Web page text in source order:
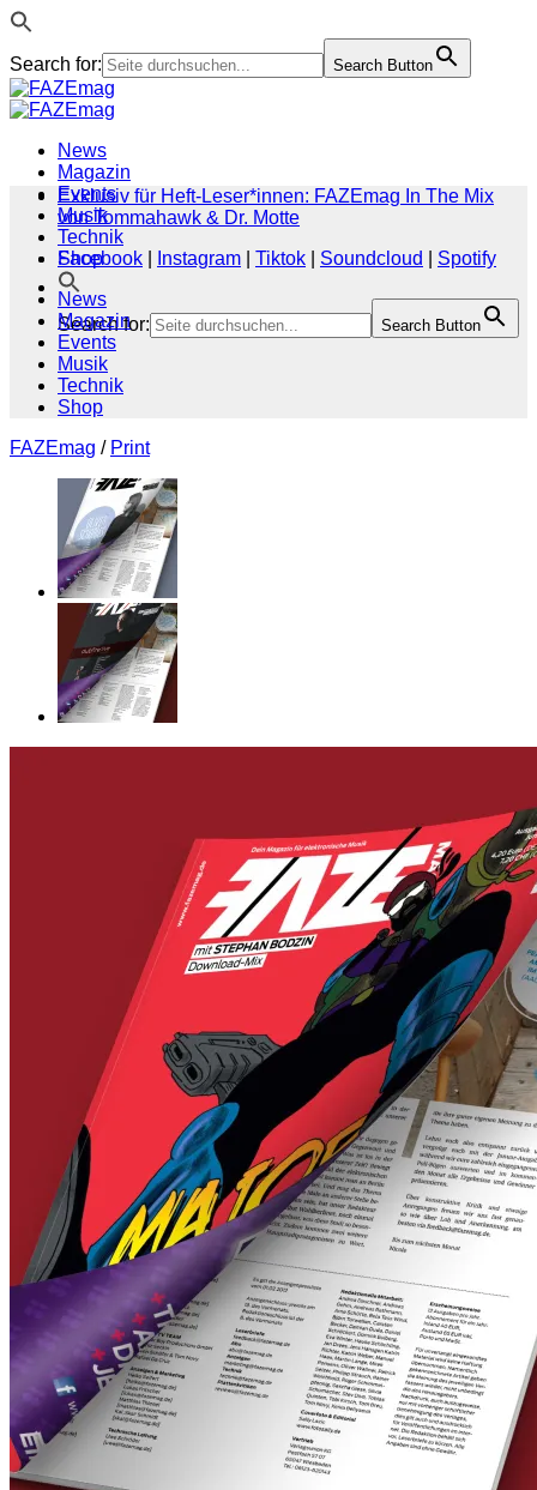
Search for: Search Button
Zum
Inhalt
News
Magazin
Events
Musik
Technik
Shop
Search for: Search Button
Exklusiv für Heft-Leser*innen: FAZEmag In The Mix
von Tommahawk & Dr. Motte
Facebook
Instagram Tiktok Soundcloud
Spotify
News
Magazin
Events
Musik
Technik
Shop
FAZEmag / Print